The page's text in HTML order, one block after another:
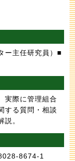
ー主任研究員）■
実際に管理組合
する質問・相談
説。
8674-1